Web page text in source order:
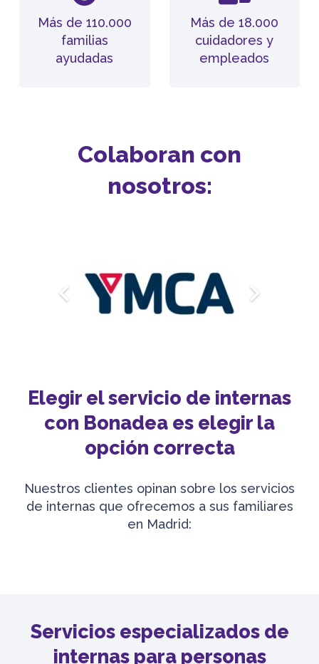
Más de 110.000
familias
ayudadas
Más de 18.000
cuidadores y
empleados
Colaboran con
nosotros:
Elegir el servicio de internas
con Bonadea es elegir la
opción correcta
Nuestros clientes opinan sobre los servicios
de internas que ofrecemos a sus familiares
en Madrid:
Servicios especializados de
internas para personas